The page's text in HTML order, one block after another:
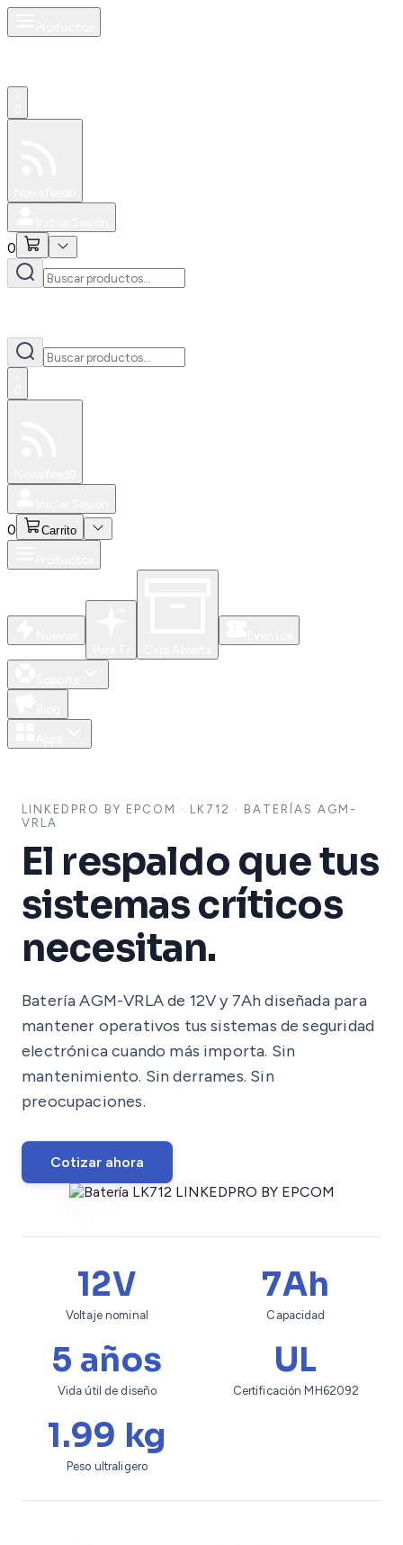
0
0 Carrito
LINKEDPRO BY EPCOM · LK712 · BATERÍAS AGM-
VRLA
El respaldo que tus
sistemas críticos
necesitan.
Batería AGM-VRLA de 12V y 7Ah diseñada para
mantener operativos tus sistemas de seguridad
electrónica cuando más importa. Sin
mantenimiento. Sin derrames. Sin
preocupaciones.
Cotizar ahora
12V
Voltaje nominal
7Ah
Capacidad
5 años
Vida útil de diseño
UL
Certificación MH62092
1.99 kg
Peso ultraligero